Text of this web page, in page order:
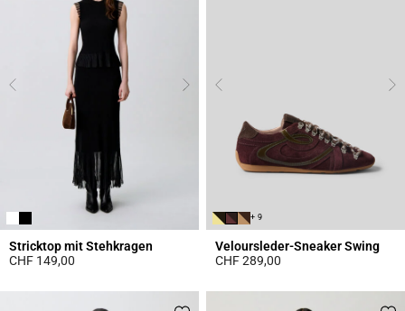
Stricktop mit Stehkragen
CHF 149,00
+ 9
Veloursleder-Sneaker Swing
CHF 289,00